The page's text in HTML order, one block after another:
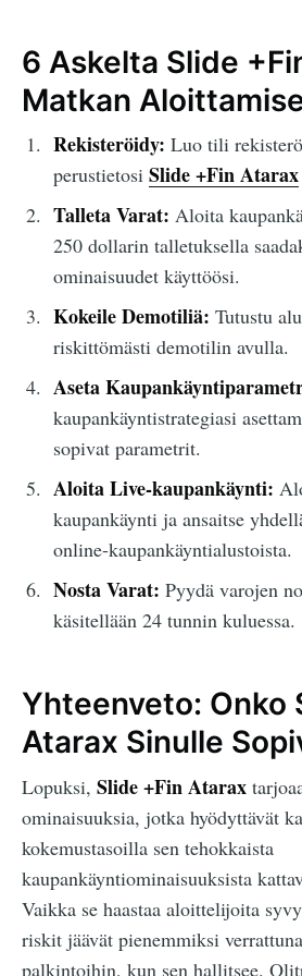
6 Askelta Slide
Matkan
Rekisteröidy: Luo tili
perustietosi Slide +Fin Atarax
Talleta Varat: Aloita
250 dollarin talletuksella
ominaisuudet käyttöösi.
Kokeile Demotiliä: Tutustu
riskittömästi demotilin avulla.
Aseta
kaupankäyntistrategiasi
sopivat parametrit.
Aloita Live-kaupankäynti:
kaupankäynti ja ansaitse
online-kaupankäyntialustoista.
Nosta Varat: Pyydä varojen
käsitellään 24 tunnin kuluessa.
Yhteenveto: Onko
Atarax Sinulle
Lopuksi, Slide +Fin Atarax
ominaisuuksia, jotka hyödyttävät
kokemustasoilla sen tehokkaista
kaupankäyntiominaisuuksista
Vaikka se haastaa aloittelijoita
riskit jäävät pienemmiksi
palkintoihin, kun sen hallitsee.